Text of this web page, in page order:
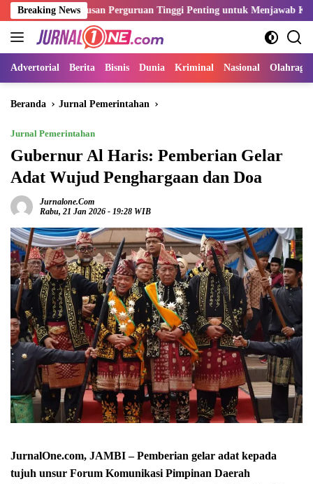
Langsung
ke
konten
Breaking News
Lulusan Perguruan Tinggi Penting untuk Menjawab Kebutuhan
Advertorial Berita Bisnis Dunia Kriminal Nasional Olahraga
Beranda Jurnal Pemerintahan
Jurnal Pemerintahan
Gubernur Al Haris: Pemberian Gelar
Adat Wujud Penghargaan dan Doa
Jurnalone.com
Rabu, 21 Jan 2026 - 19:28 WIB
JurnalOne.com, JAMBI – Pemberian gelar adat kepada
tujuh unsur Forum Komunikasi Pimpinan Daerah